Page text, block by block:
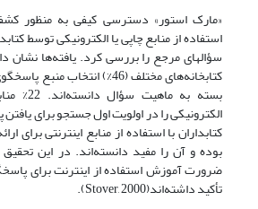
«مارک استور» دسترسی کیفی به منظور
استفاده از منابع چاپی یا الکترونیکی توسط
سؤالهای مرجع را بررسی کرد. یافته‌ها نشان
کتابخانه‌های مختلف (46%) انتخاب
کتابداران با استفاده از منابع اینترنتی
بوده و آن را مفید دانسته‌اند. در این
ضرورت آموزش استفاده از اینترنت برای
تأکید داشته‌اند(Stover, 2000).